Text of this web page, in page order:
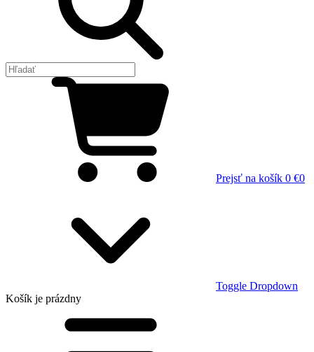
Prejsť na košík 0 €0
Toggle Dropdown
Košík je prázdny